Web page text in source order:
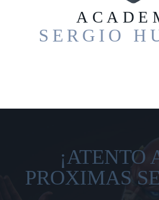
SERGIO
¡ATENTO
PROXIMAS